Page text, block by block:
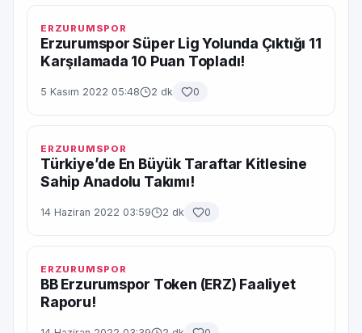
ERZURUMSPOR
Erzurumspor Süper Lig Yolunda Çıktığı 11
Karşılamada 10 Puan Topladı!
5 Kasım 2022 05:48 2 dk 0
ERZURUMSPOR
Türkiye’de En Büyük Taraftar Kitlesine
Sahip Anadolu Takımı!
14 Haziran 2022 03:59 2 dk 0
ERZURUMSPOR
BB Erzurumspor Token (ERZ) Faaliyet
Raporu!